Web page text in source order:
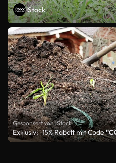
iStock
Gesponsert von iStock
Exklusiv: -15% Rabatt mit Code